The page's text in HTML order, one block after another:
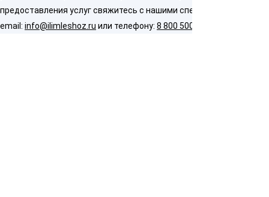
предоставления услуг свяжитесь с нашими специалистами по
email: info@ilimleshoz.ru или телефону: 8 800 500 5437